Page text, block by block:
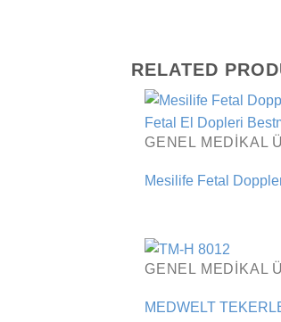
RELATED
GENEL MEDIKAL
Mesilife Fetal
GENEL MEDIKAL
MEDWELT